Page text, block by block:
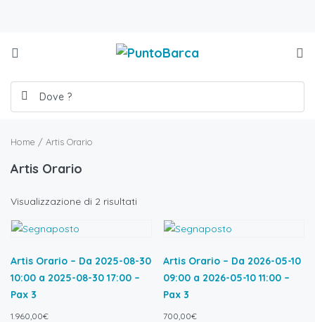
Home / Artis Orario
Artis Orario
Visualizzazione di 2 risultati
Artis Orario – Da 2025-08-30
10:00 a 2025-08-30 17:00 –
Pax 3
1.960,00€
Artis Orario – Da 2026-05-10
09:00 a 2026-05-10 11:00 –
Pax 3
700,00€